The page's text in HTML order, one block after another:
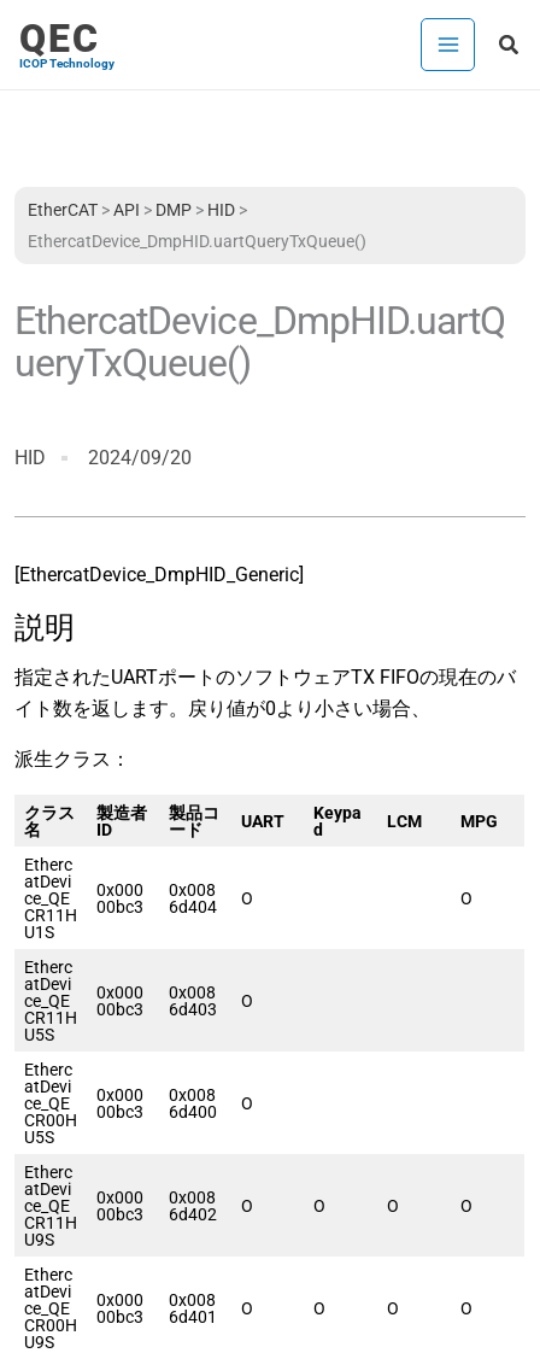
QEC
ICOP Technology
検
EtherCAT >API > DMP > HID >
EthercatDevice_DmpHID.uartQueryTxQueue()
EthercatDevice_DmpHID.uartQ
ueryTxQueue()
HID 2024/09/20
[EthercatDevice_DmpHID_Generic]
説明
指定されたUARTポートのソフトウェアTX FIFOの現在のバ
イト数を返します。戻り値が0より小さい場合、
派生クラス：
クラス
名
製造者
ID
製品コ
ード
UART
Keypa
d
LCM MPG
Etherc
atDevi
ce_QE
CR11H
U1S
0x000
00bc3
0x008
6d404
O O
Etherc
atDevi
ce_QE
CR11H
U5S
0x000
00bc3
0x008
6d403
O
Etherc
atDevi
ce_QE
CR00H
U5S
0x000
00bc3
0x008
6d400
O
Etherc
atDevi
ce_QE
CR11H
U9S
0x000
00bc3
0x008
6d402
O O O O
Etherc
atDevi
ce_QE
CR00H
U9S
0x000
00bc3
0x008
6d401
O O O O